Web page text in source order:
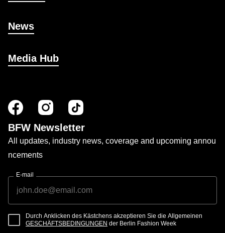
News
Media Hub
BFW Newsletter
All updates, industry news, coverage and upcoming annou
ncements
E-mail
Durch Anklicken des Kästchens akzeptieren Sie die Allgemeinen
GESCHÄFTSBEDINGUNGEN der Berlin Fashion Week